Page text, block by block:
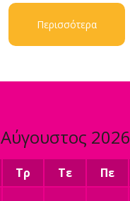
Περισσότερα
Αύγουστος 2026
Τρ Τε Πε